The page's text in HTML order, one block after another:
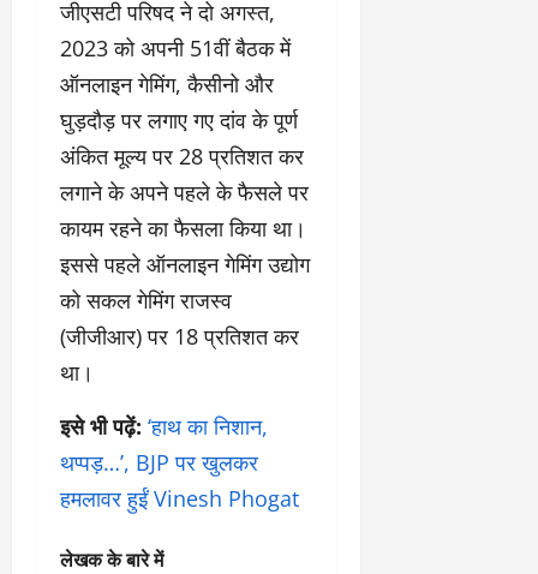
जीएसटी परिषद ने दो अगस्त,
2023 को अपनी 51वीं बैठक में
ऑनलाइन गेमिंग, कैसीनो और
घुड़दौड़ पर लगाए गए दांव के पूर्ण
अंकित मूल्य पर 28 प्रतिशत कर
लगाने के अपने पहले के फैसले पर
कायम रहने का फैसला किया था।
इससे पहले ऑनलाइन गेमिंग उद्योग
को सकल गेमिंग राजस्व
(जीजीआर) पर 18 प्रतिशत कर
था।
इसे भी पढ़ें: ‘हाथ का निशान,
थप्पड़…’, BJP पर खुलकर
हमलावर हुईं Vinesh Phogat
लेखक के बारे में